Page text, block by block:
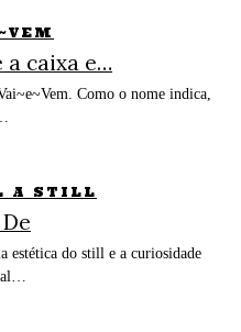
a caixa e…
Como o nome indica,
A STILL
estética do still e a curiosidade